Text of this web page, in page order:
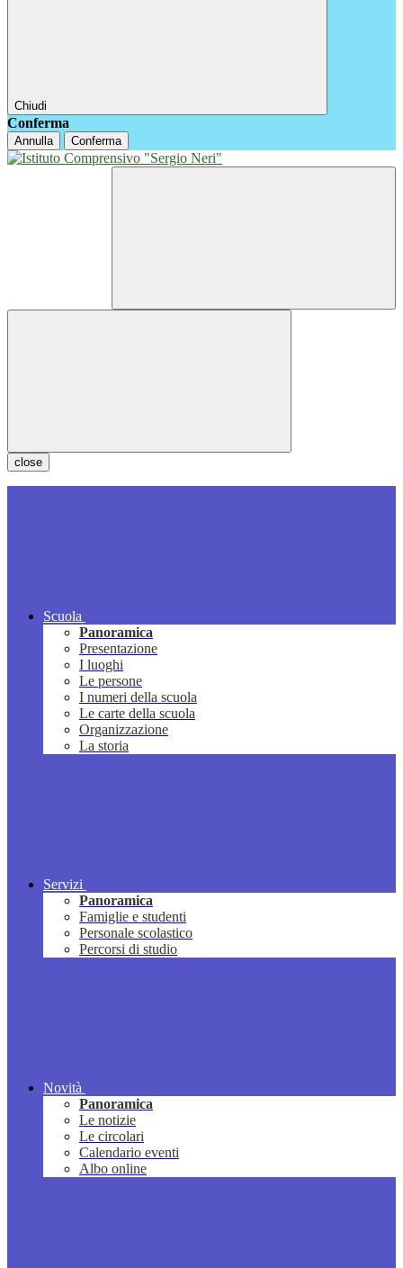
Chiudi
Conferma
Annulla Conferma
close
Scuola
Panoramica
Presentazione
I luoghi
Le persone
I numeri della scuola
Le carte della scuola
Organizzazione
La storia
Servizi
Panoramica
Famiglie e studenti
Personale scolastico
Percorsi di studio
Novità
Panoramica
Le notizie
Le circolari
Calendario eventi
Albo online